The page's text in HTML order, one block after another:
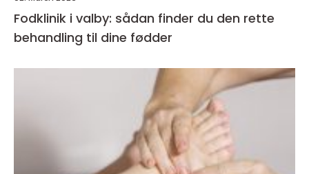
Fodklinik i valby: sådan finder du den rette
behandling til dine fødder